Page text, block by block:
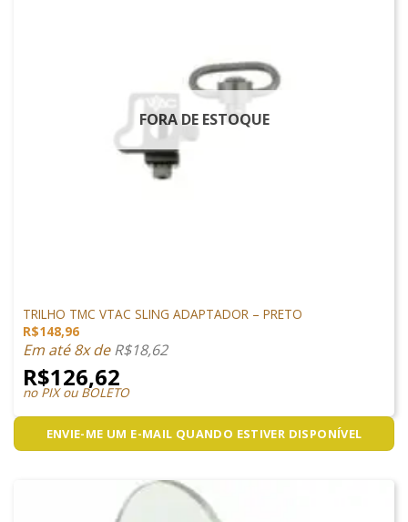
FORA DE ESTOQUE
TRILHO TMC VTAC SLING ADAPTADOR – PRETO
R$148,96
Em até 8x deR$18,62
R$126,62
no PIX ou BOLETO
ENVIE-ME UM E-MAIL QUANDO ESTIVER DISPONÍVEL